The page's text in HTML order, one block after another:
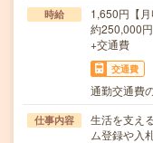
時給
1,650円【
約250,000
+交通費
交通費
通勤交通費
仕事内容
生活を支え
ム登録や入